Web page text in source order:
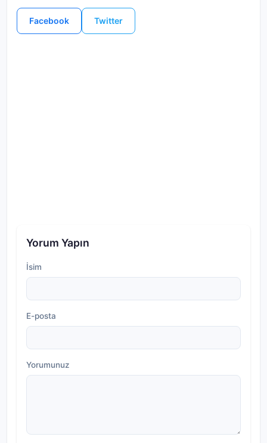
Facebook Twitter
Yorum Yapın
İsim
E-posta
Yorumunuz